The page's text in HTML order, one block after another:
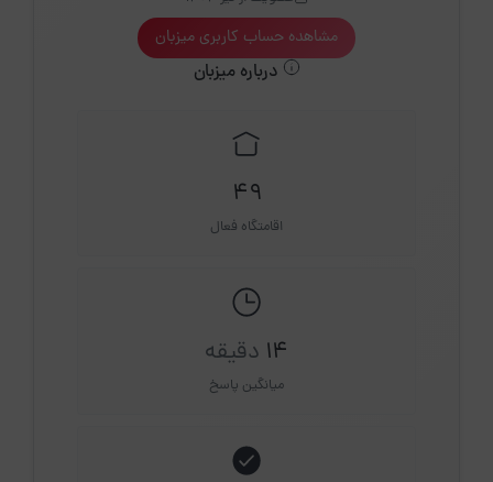
مشاهده حساب کاربری میزبان
درباره میزبان
49
اقامتگاه فعال
14 دقیقه
میانگین پاسخ